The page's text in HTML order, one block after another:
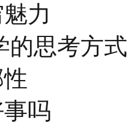
力
的思考方式
吗